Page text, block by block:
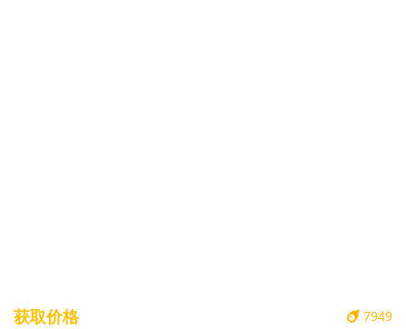
7949
获取价格